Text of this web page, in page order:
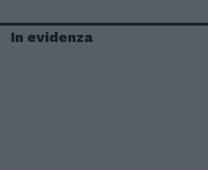
In evidenza